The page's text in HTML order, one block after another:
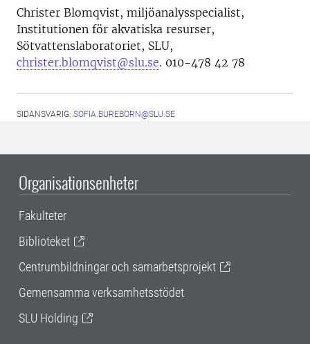
Christer Blomqvist, miljöanalysspecialist,
Institutionen för akvatiska resurser,
Sötvattenslaboratoriet, SLU,
christer.blomqvist@slu.se. 010-478 42 78
SIDANSVARIG: SOFIA.BUREBORN@SLU.SE
Organisationsenheter
Fakulteter
Biblioteket
Centrumbildningar och samarbetsprojekt
Gemensamma verksamhetsstödet
SLU Holding